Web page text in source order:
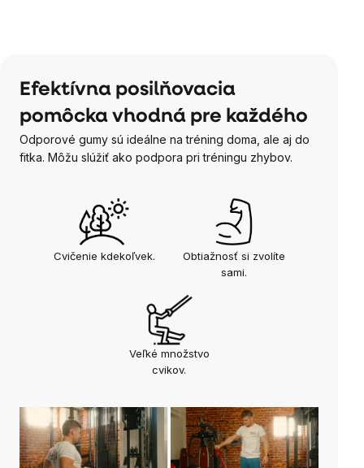
Efektívna posilňovacia
pomôcka vhodná pre každého
Odporové gumy sú ideálne na tréning doma, ale aj do
fitka. Môžu slúžiť ako podpora pri tréningu zhybov.
Cvičenie kdekoľvek.
Obtiažnosť si zvolíte
sami.
Veľké množstvo
cvikov.